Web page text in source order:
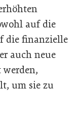
auf die
die finanzielle
auch neue
um sie zu